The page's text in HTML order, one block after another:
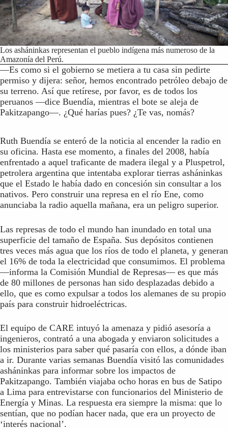
Los asháninkas representan el pueblo indígena más numeroso de la
Amazonía del Perú.
—Es como si el gobierno se metiera a tu casa sin pedirte
permiso y dijera: señor, hemos encontrado petróleo debajo de
su terreno. Así que retírese, por favor, es de todos los
peruanos —dice Buendía, mientras el bote se aleja de
Pakitzapango—. ¿Qué harías pues? ¿Te vas, nomás?
Ruth Buendía se enteró de la noticia al encender la radio en
su oficina. Hasta ese momento, a finales del 2008, había
enfrentado a aquel traficante de madera ilegal y a Pluspetrol,
petrolera argentina que intentaba explorar tierras asháninkas
que el Estado le había dado en concesión sin consultar a los
nativos. Pero construir una represa en el río Ene, como
anunciaba la radio aquella mañana, era un peligro superior.
Las represas de todo el mundo han inundado en total una
superficie del tamaño de España. Sus depósitos contienen
tres veces más agua que los ríos de todo el planeta, y generan
el 16% de toda la electricidad que consumimos. El problema
—informa la Comisión Mundial de Represas— es que más
de 80 millones de personas han sido desplazadas debido a
ello, que es como expulsar a todos los alemanes de su propio
país para construir hidroeléctricas.
El equipo de CARE intuyó la amenaza y pidió asesoría a
ingenieros, contrató a una abogada y enviaron solicitudes a
los ministerios para saber qué pasaría con ellos, a dónde iban
a ir. Durante varias semanas Buendía visitó las comunidades
asháninkas para informar sobre los impactos de
Pakitzapango. También viajaba ocho horas en bus de Satipo
a Lima para entrevistarse con funcionarios del Ministerio de
Energía y Minas. La respuesta era siempre la misma: que lo
sentían, que no podían hacer nada, que era un proyecto de
‘interés nacional’.